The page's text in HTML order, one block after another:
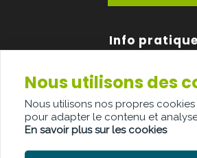
Info pratique
Qui sommes-
Publicité
Contact
Nous utilisons des
Nous utilisons nos propres
pour adapter le contenu et
En savoir plus sur les cookies